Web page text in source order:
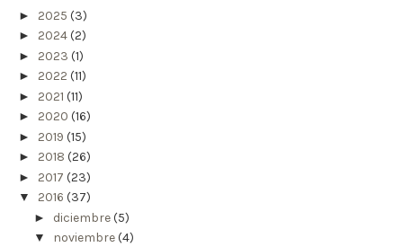
► 2025 (3)
► 2024(2)
► 2023 (1)
► 2022 (11)
► 2021 (11)
► 2020 (16)
► 2019 (15)
► 2018 (26)
► 2017 (23)
▼ 2016 (37)
► diciembre(5)
▼ noviembre(4)